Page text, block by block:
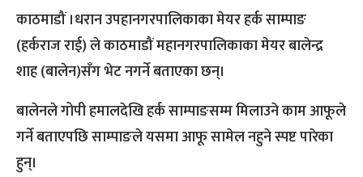
काठमाडौं ।धरान उपहानगरपालिकाका मेयर हर्क साम्पाङ
(हर्कराज राई) ले काठमाडौं महानगरपालिकाका मेयर बालेन्द्र
शाह (बालेन)सँग भेट नगर्ने बताएका छन्।
बालेनले गोपी हमालदेखि हर्क साम्पाङसम्म मिलाउने काम आफूले
गर्ने बताएपछि साम्पाङले यसमा आफू सामेल नहुने स्पष्ट पारेका
हुन्।